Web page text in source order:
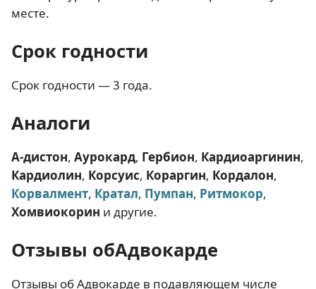
месте.
Срок годности
Срок годности — 3 года.
Аналоги
А-дистон, Аурокард, Гербион, Кардиоаргинин,
Кардиолин, Корсуис, Кораргин, Кордалон,
Корвалмент, Кратал, Пумпан, Ритмокор,
Хомвиокорин и другие.
Отзывы обАдвокарде
Отзывы об Адвокарде в подавляющем числе